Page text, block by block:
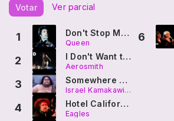
Votar
Ver parcial
1 Don't Stop Me Now
Queen
2 I Don't Want to Miss a Thing
Aerosmith
3 Somewhere over the Rainbow
Israel Kamakawiwo'ole
4 Hotel California
Eagles
6